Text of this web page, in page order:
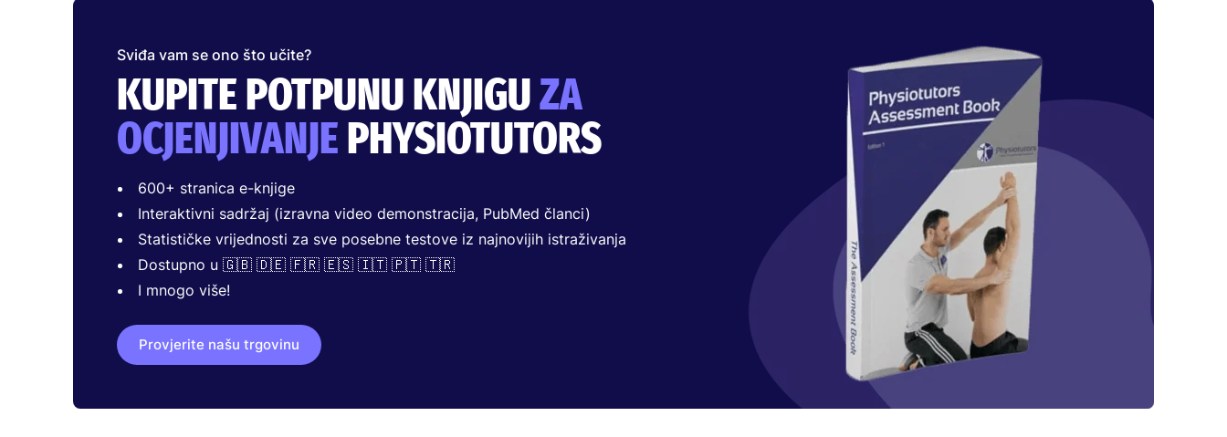
Sviđa vam se ono što učite?
KUPITE POTPUNU KNJIGUZA
OCJENJIVANJEPHYSIOTUTORS
600+ stranica e-knjige
Interaktivni sadržaj (izravna video demonstracija, PubMed članci)
Statističke vrijednosti za sve posebne testove iz najnovijih istraživanja
Dostupno u 🇬🇧 🇩🇪 🇫🇷 🇪🇸 🇮🇹 🇵🇹 🇹🇷
I mnogo više!
Provjerite našu trgovinu